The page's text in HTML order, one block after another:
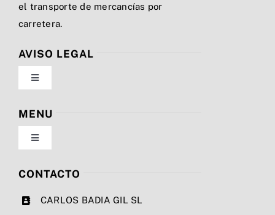
el transporte de mercancías por
carretera.
AVISO LEGAL
Toggle
Navigation
Política de privacidad
Condiciones de uso
MENU
Toggle
Navigation
Nosotros
CONTACTO
CARLOS BADIA GIL SL